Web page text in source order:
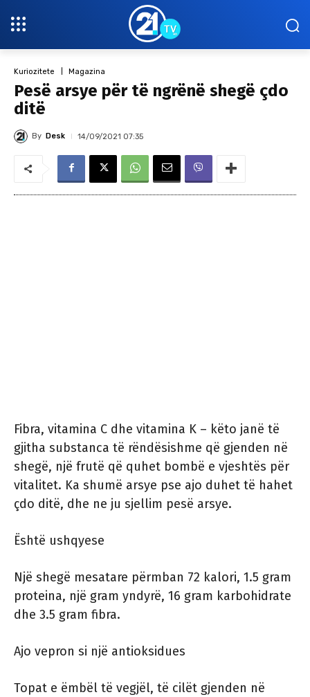
Kuriozitete Magazina
Pesë arsye për të ngrënë shegë çdo
ditë
By Desk 14/09/2021 07:35
Fibra, vitamina C dhe vitamina K – këto janë të
gjitha substanca të rëndësishme që gjenden në
shegë, një frutë që quhet bombë e vjeshtës për
vitalitet. Ka shumë arsye pse ajo duhet të hahet
çdo ditë, dhe ne ju sjellim pesë arsye.
Është ushqyese
Një shegë mesatare përmban 72 kalori, 1.5 gram
proteina, një gram yndyrë, 16 gram karbohidrate
dhe 3.5 gram fibra.
Ajo vepron si një antioksidues
Topat e ëmbël të vegjël, të cilët gjenden në